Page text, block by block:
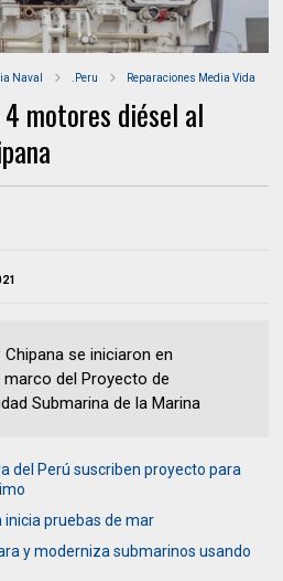
Naval .Peru Reparaciones Media Vida
motores diésel al
se iniciaron en
marco del Proyecto de
Submarina de la Marina
del Perú suscriben proyecto para
inicia pruebas de mar
y moderniza submarinos usando